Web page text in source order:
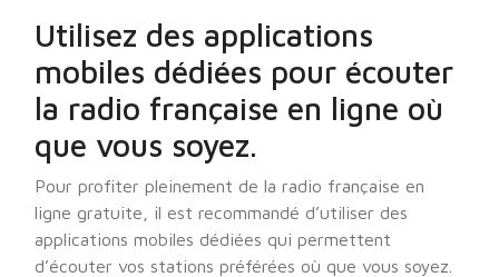
Utilisez des applications
mobiles dédiées pour écouter
la radio française en ligne où
que vous soyez.
Pour profiter pleinement de la radio française en
ligne gratuite, il est recommandé d’utiliser des
applications mobiles dédiées qui permettent
d’écouter vos stations préférées où que vous soyez.